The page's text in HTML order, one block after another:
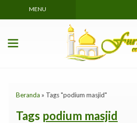
MENU
Beranda » Tags "podium masjid"
Tags podium masjid